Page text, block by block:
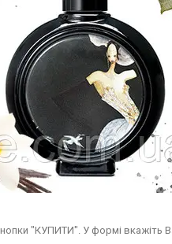
"КУПИТИ". У формі вкажіть